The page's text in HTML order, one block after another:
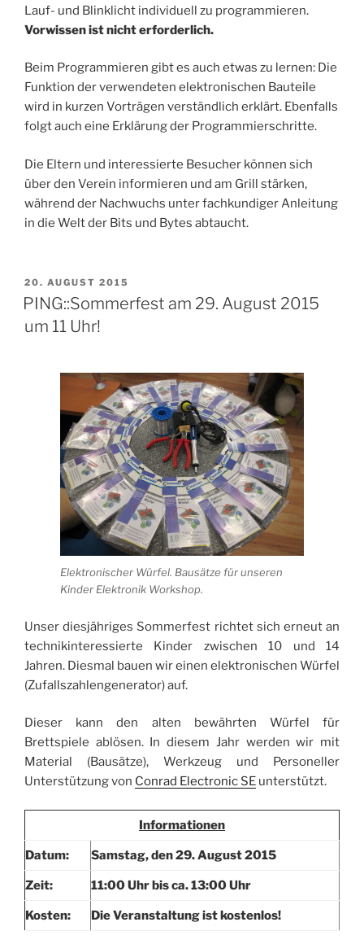
Lauf- und Blinklicht individuell zu programmieren.
Vorwissen ist nicht erforderlich.
Beim Programmieren gibt es auch etwas zu lernen: Die
Funktion der verwendeten elektronischen Bauteile
wird in kurzen Vorträgen verständlich erklärt. Ebenfalls
folgt auch eine Erklärung der Programmierschritte.
Die Eltern und interessierte Besucher können sich
über den Verein informieren und am Grill stärken,
während der Nachwuchs unter fachkundiger Anleitung
in die Welt der Bits und Bytes abtaucht.
VERÖFFENTLICHT
AM
20. AUGUST 2015
PING::Sommerfest am 29. August 2015
um 11 Uhr!
Elektronischer Würfel. Bausätze für unseren
Kinder Elektronik Workshop.
Unser diesjähriges Sommerfest richtet sich erneut an
technikinteressierte Kinder zwischen 10 und 14
Jahren. Diesmal bauen wir einen elektronischen Würfel
(Zufallszahlengenerator) auf.
Dieser kann den alten bewährten Würfel für
Brettspiele ablösen. In diesem Jahr werden wir mit
Material (Bausätze), Werkzeug und Personeller
Unterstützung von Conrad Electronic SE unterstützt.
Informationen
Datum: Samstag, den 29. August 2015
Zeit: 11:00 Uhr bis ca. 13:00 Uhr
Kosten: Die Veranstaltung ist kostenlos!